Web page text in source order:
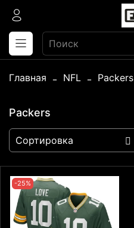
Главная NFL Packers
Packers
-25%